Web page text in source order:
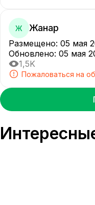
Ж Жанар
Размещено: 05 мая
Обновлено: 05 мая
1,5K
Пожаловаться на